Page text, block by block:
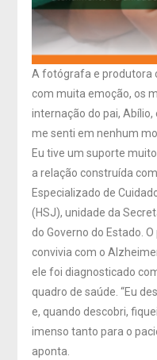
A fotógrafa e produtora
com muita emoção, os
internação do pai, Abílio,
me senti em nenhum
Eu tive um suporte
a relação construída
Especializado de
(HSJ), unidade da
do Governo do Estado.
convivia com o
ele foi diagnosticado
quadro de saúde. “Eu
e, quando descobri,
imenso tanto para o
aponta.